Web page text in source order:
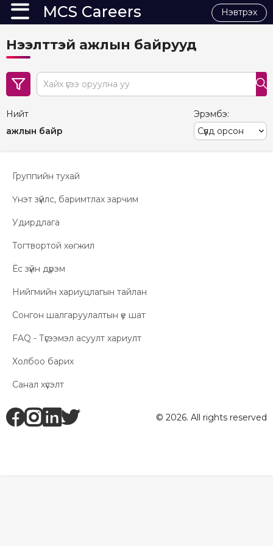
MCS Careers Нэвтрэх
Нээлттэй ажлын байрууд
search
Нийт
ажлын байр
Эрэмбэ:
Группийн тухай
Үнэт зүйлс, баримтлах зарчим
Удирдлага
Тогтвортой хөгжил
Ёс зүйн дүрэм
Нийгмийн хариуцлагын тайлан
Сонгон шалгаруулалтын үе шат
FAQ - Түгээмэл асуулт хариулт
Холбоо барих
Санал хүсэлт
fbig litw © 2026. All rights reserved